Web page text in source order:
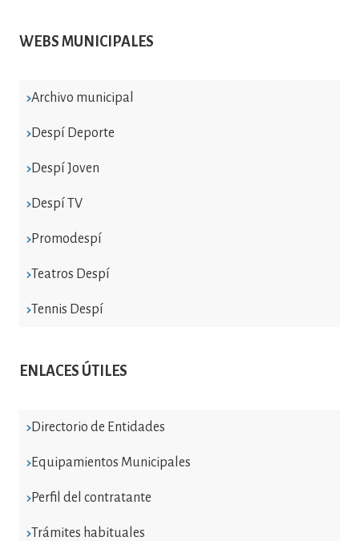
WEBS MUNICIPALES
Archivo municipal
Despí Deporte
Despí Joven
Despí TV
Promodespí
Teatros Despí
Tennis Despí
ENLACES ÚTILES
Directorio de Entidades
Equipamientos Municipales
Perfil del contratante
Trámites habituales